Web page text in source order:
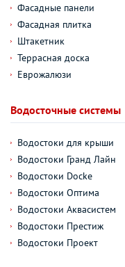
Фасадные панели
Фасадная плитка
Штакетник
Террасная доска
Еврожалюзи
Водосточные системы
Водостоки для крыши
Водостоки Гранд Лайн
Водостоки Docke
Водостоки Оптима
Водостоки Аквасистем
Водостоки Престиж
Водостоки Проект